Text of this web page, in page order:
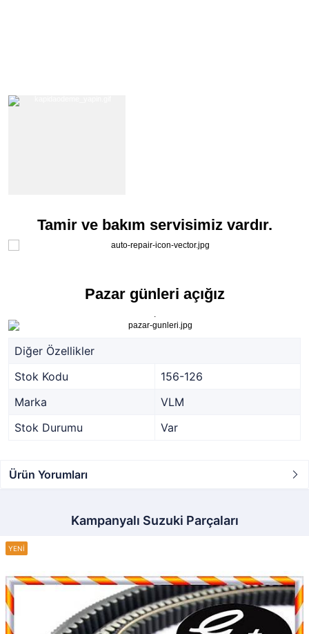
Tamir ve bakım servisimiz vardır.
Pazar günleri açığız
.
Diğer Özellikler
Stok Kodu
156-126
Marka
VLM
Stok Durumu
Var
Ürün Yorumları
Kampanyalı Suzuki Parçaları